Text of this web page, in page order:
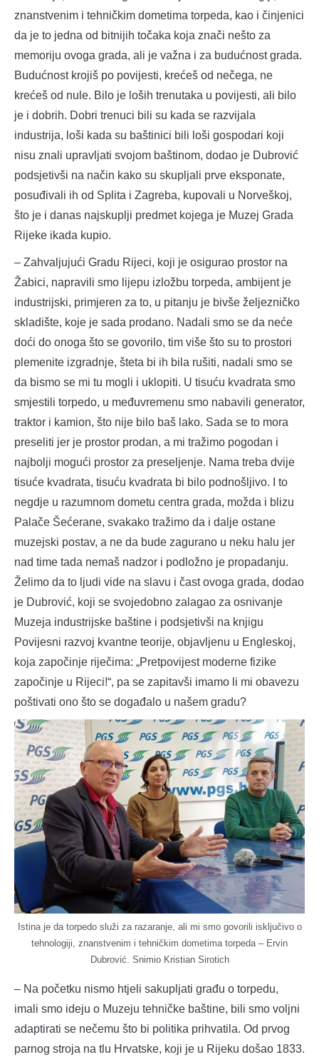
znanstvenim i tehničkim dometima torpeda, kao i činjenici
da je to jedna od bitnijih točaka koja znači nešto za
memoriju ovoga grada, ali je važna i za budućnost grada.
Budućnost krojiš po povijesti, krećeš od nečega, ne
krećeš od nule. Bilo je loših trenutaka u povijesti, ali bilo
je i dobrih. Dobri trenuci bili su kada se razvijala
industrija, loši kada su baštinici bili loši gospodari koji
nisu znali upravljati svojom baštinom, dodao je Dubrović
podsjetivši na način kako su skupljali prve eksponate,
posuđivali ih od Splita i Zagreba, kupovali u Norveškoj,
što je i danas najskuplji predmet kojega je Muzej Grada
Rijeke ikada kupio.
– Zahvaljujući Gradu Rijeci, koji je osigurao prostor na
Žabici, napravili smo lijepu izložbu torpeda, ambijent je
industrijski, primjeren za to, u pitanju je bivše željezničko
skladište, koje je sada prodano. Nadali smo se da neće
doći do onoga što se govorilo, tim više što su to prostori
plemenite izgradnje, šteta bi ih bila rušiti, nadali smo se
da bismo se mi tu mogli i uklopiti. U tisuću kvadrata smo
smjestili torpedo, u međuvremenu smo nabavili generator,
traktor i kamion, što nije bilo baš lako. Sada se to mora
preseliti jer je prostor prodan, a mi tražimo pogodan i
najbolji mogući prostor za preseljenje. Nama treba dvije
tisuće kvadrata, tisuću kvadrata bi bilo podnošljivo. I to
negdje u razumnom dometu centra grada, možda i blizu
Palače Šećerane, svakako tražimo da i dalje ostane
muzejski postav, a ne da bude zagurano u neku halu jer
nad time tada nemaš nadzor i podložno je propadanju.
Želimo da to ljudi vide na slavu i čast ovoga grada, dodao
je Dubrović, koji se svojedobno zalagao za osnivanje
Muzeja industrijske baštine i podsjetivši na knjigu
Povijesni razvoj kvantne teorije, objavljenu u Engleskoj,
koja započinje riječima: „Pretpovijest moderne fizike
započinje u Rijeci!“, pa se zapitavši imamo li mi obavezu
poštivati ono što se događalo u našem gradu?
Istina je da torpedo služi za razaranje, ali mi smo govorili isključivo o
tehnologiji, znanstvenim i tehničkim dometima torpeda – Ervin
Dubrović. Snimio Kristian Sirotich
– Na početku nismo htjeli sakupljati građu o torpedu,
imali smo ideju o Muzeju tehničke baštine, bili smo voljni
adaptirati se nečemu što bi politika prihvatila. Od prvog
parnog stroja na tlu Hrvatske, koji je u Rijeku došao 1833.